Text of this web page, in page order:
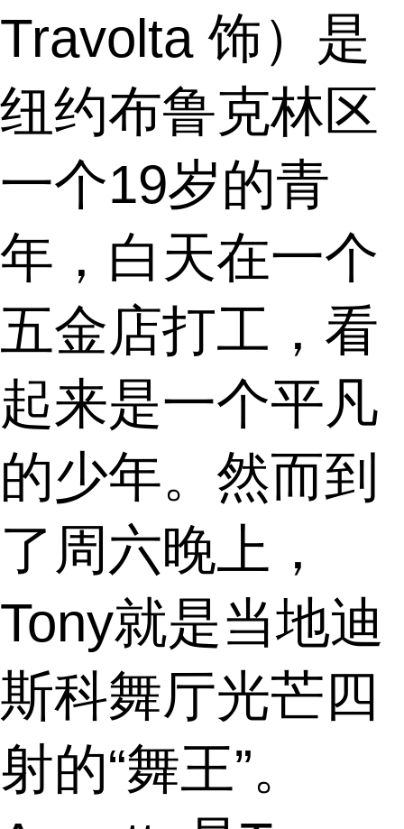
Travolta 饰）是
纽约布鲁克林区
一个19岁的青
年，白天在一个
五金店打工，看
起来是一个平凡
的少年。然而到
了周六晚上，
Tony就是当地迪
斯科舞厅光芒四
射的“舞王”。